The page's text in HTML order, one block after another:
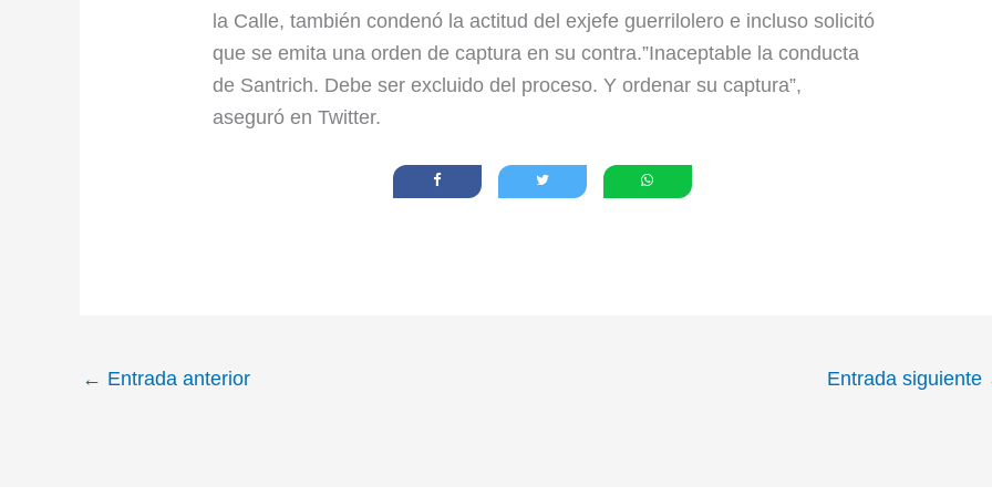
la Calle, también condenó la actitud del exjefe guerrilolero e incluso solicitó
que se emita una orden de captura en su contra.”Inaceptable la conducta
de Santrich. Debe ser excluido del proceso. Y ordenar su captura”,
aseguró en Twitter.
← Entrada anterior Entrada siguiente